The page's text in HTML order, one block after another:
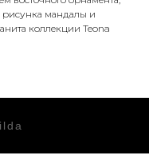
мандалы и
коллекции Teona